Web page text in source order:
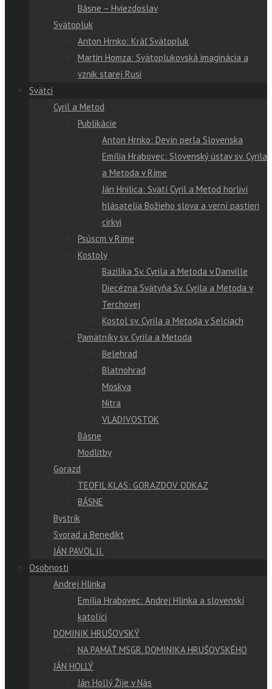
Básne – Hviezdoslav
Svätopluk
Anton Hrnko: Kráľ Svätopluk
Martin Homza: Svätoplukovská imaginácia a
vznik starej Rusi
Svätci
Cyril a Metod
Publikácie
Anton Hrnko: Devín perla Slovenska
Emília Hrabovec: Slovenský ústav sv. Cyrila
a Metoda v Ríme
Ján Hnilica: Svätí Cyril a Metod horliví
hlásatelia Božieho slova a verní pastieri
cirkvi
Psúscm v Ríme
Kostoly
Bazilika Sv. Cyrila a Metoda v Danville
Diecézna Svätyňa Sv. Cyrila a Metoda v
Terchovej
Kostol sv. Cyrila a Metoda v Selciach
Pamätníky sv. Cyrila a Metoda
Belehrad
Blatnohrad
Moskva
Nitra
VLADIVOSTOK
Básne
Modlitby
Gorazd
TEOFIL KLAS: GORAZDOV ODKAZ
BÁSNE
Bystrík
Svorad a Benedikt
JÁN PAVOL II.
Osobnosti
Andrej Hlinka
Emília Hrabovec: Andrej Hlinka a slovenskí
katolíci
DOMINIK HRUŠOVSKÝ
NA PAMÄŤ MSGR. DOMINIKA HRUŠOVSKÉHO
JÁN HOLLÝ
Ján Hollý Žije v Nás